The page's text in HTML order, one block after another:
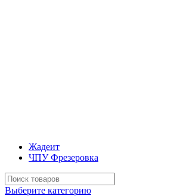
Жадеит
ЧПУ Фрезеровка
Искать:
Выберите категорию